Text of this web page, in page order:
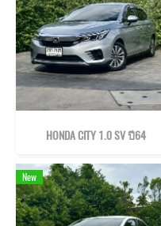
HONDA CITY 1.0 SV ปี64
New